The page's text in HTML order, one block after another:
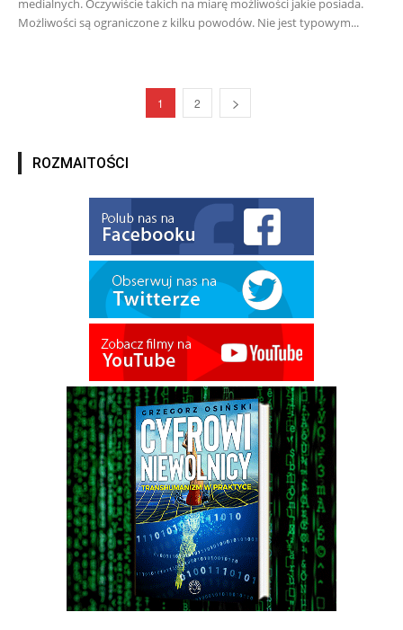
medialnych. Oczywiście takich na miarę możliwości jakie posiada.
Możliwości są ograniczone z kilku powodów. Nie jest typowym...
1 2
ROZMAITOŚCI